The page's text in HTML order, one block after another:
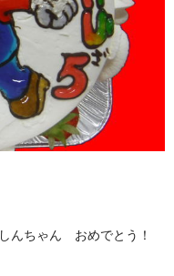
しんちゃん おめでとう！